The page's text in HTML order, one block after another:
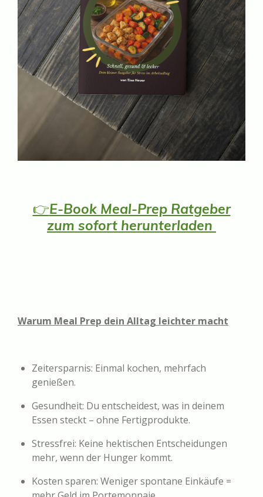
👉E-Book Meal-Prep Ratgeber
zum sofort herunterladen
Warum Meal Prep dein Alltag leichter macht
Zeitersparnis: Einmal kochen, mehrfach
genießen.
Gesundheit: Du entscheidest, was in deinem
Essen steckt – ohne Fertigprodukte.
Stressfrei: Keine hektischen Entscheidungen
mehr, wenn der Hunger kommt.
Kosten sparen: Weniger spontane Einkäufe =